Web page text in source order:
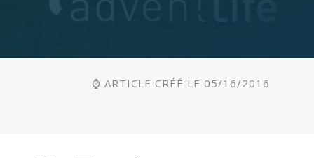
⌚ ARTICLE CRÉÉ LE 05/16/2016